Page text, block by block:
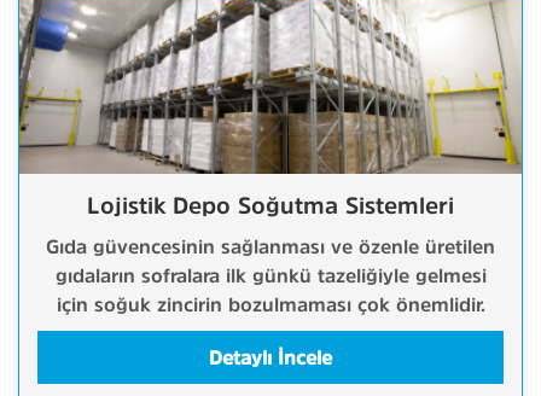
Lojistik Depo Soğutma Sistemleri
Gıda güvencesinin sağlanması ve özenle üretilen
gıdaların sofralara ilk günkü tazeliğiyle gelmesi
için soğuk zincirin bozulmaması çok önemlidir.
Detaylı İncele